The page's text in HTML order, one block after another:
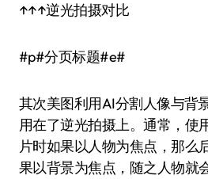
↑↑↑逆光拍摄对比
#p#分页标题#e#
其次美图利用AI分割人像与背
用在了逆光拍摄上。通常，使
片时如果以人物为焦点，那么
果以背景为焦点，随之人物就